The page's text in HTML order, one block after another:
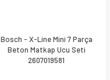
Bosch - X-Line Mini 7 Parça
Beton Matkap Ucu Seti
2607019581